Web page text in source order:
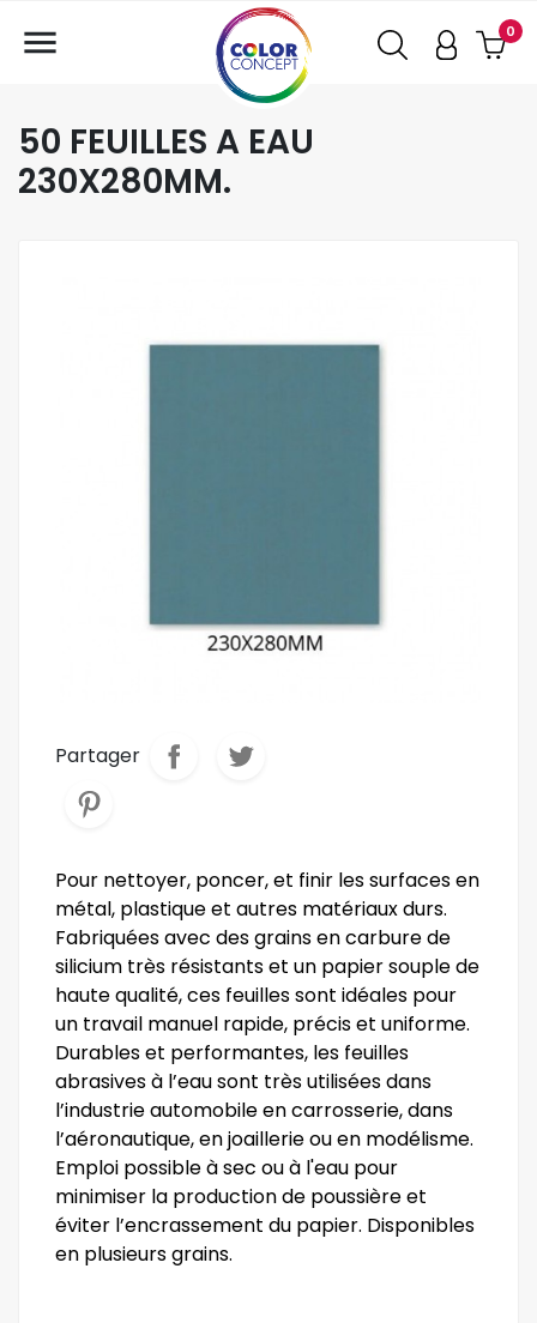
0

50 FEUILLES A EAU
230X280MM.
Partager
Pour nettoyer, poncer, et finir les surfaces en
métal, plastique et autres matériaux durs.
Fabriquées avec des grains en carbure de
silicium très résistants et un papier souple de
haute qualité, ces feuilles sont idéales pour
un travail manuel rapide, précis et uniforme.
Durables et performantes, les feuilles
abrasives à l’eau sont très utilisées dans
l’industrie automobile en carrosserie, dans
l’aéronautique, en joaillerie ou en modélisme.
Emploi possible à sec ou à l'eau pour
minimiser la production de poussière et
éviter l’encrassement du papier. Disponibles
en plusieurs grains.